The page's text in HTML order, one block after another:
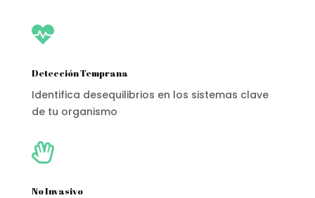

Detección Temprana
Identifica desequilibrios en los sistemas clave
de tu organismo

No Invasivo